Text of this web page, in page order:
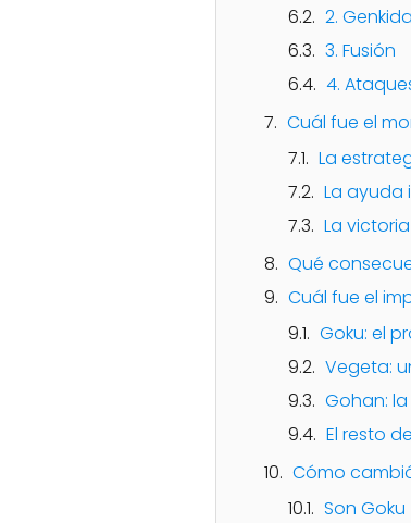
2.
3. Fusión
4.
Cuál fue el
La
La ayuda
La
Qué
Cuál fue el
Goku: el
Vegeta:
Gohan:
El resto
Cómo
Son Goku